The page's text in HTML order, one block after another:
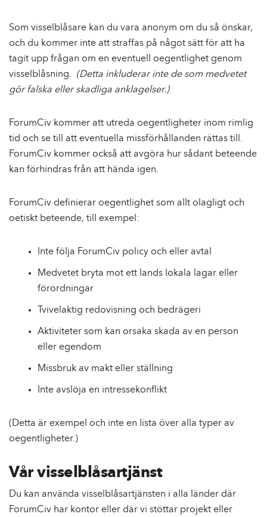
Som visselblåsare kan du vara anonym om du så önskar,
och du kommer inte att straffas på något sätt för att ha
tagit upp frågan om en eventuell oegentlighet genom
visselblåsning.
(Detta inkluderar inte de som medvetet
gör falska eller skadliga anklagelser.)
ForumCiv kommer att utreda oegentligheter inom rimlig
tid och se till att eventuella missförhållanden rättas till.
ForumCiv kommer också att avgöra hur sådant beteende
kan förhindras från att hända igen.
ForumCiv definierar oegentlighet som allt olagligt och
oetiskt beteende, till exempel:
Inte följa ForumCiv policy och eller avtal
Medvetet bryta mot ett lands lokala lagar eller
förordningar
Tvivelaktig redovisning och bedrägeri
Aktiviteter som kan orsaka skada av en person
eller egendom
Missbruk av makt eller ställning
Inte avslöja en intressekonflikt
(Detta är exempel och inte en lista över alla typer av
oegentligheter.)
Vår visselblåsartjänst
Du kan använda visselblåsartjänsten i alla länder där
ForumCiv har kontor eller där vi stöttar projekt eller